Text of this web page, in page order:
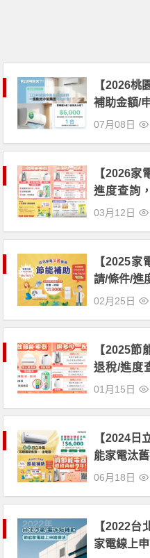
【2026桃
補助金額/
07月08日
【2026家
進度查詢
餘機通通
03月12日
【2025
請/條件/進
02月25日
【2025節
退稅/進度
用
01月15日
【2024日
能家電汰
06月18日
【2022台
家電線上